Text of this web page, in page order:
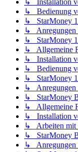
↳ Installation
↳ Bedienung
↳ StarMoney
↳ Anregungen
↳ StarMoney
↳ Allgemeine
↳ Installation
↳ Bedienung
↳ StarMoney
↳ Anregungen
↳ StarMoney
↳ Allgemeine
↳ Installation
↳ Arbeiten mit
↳ StarMoney
↳ Anregungen